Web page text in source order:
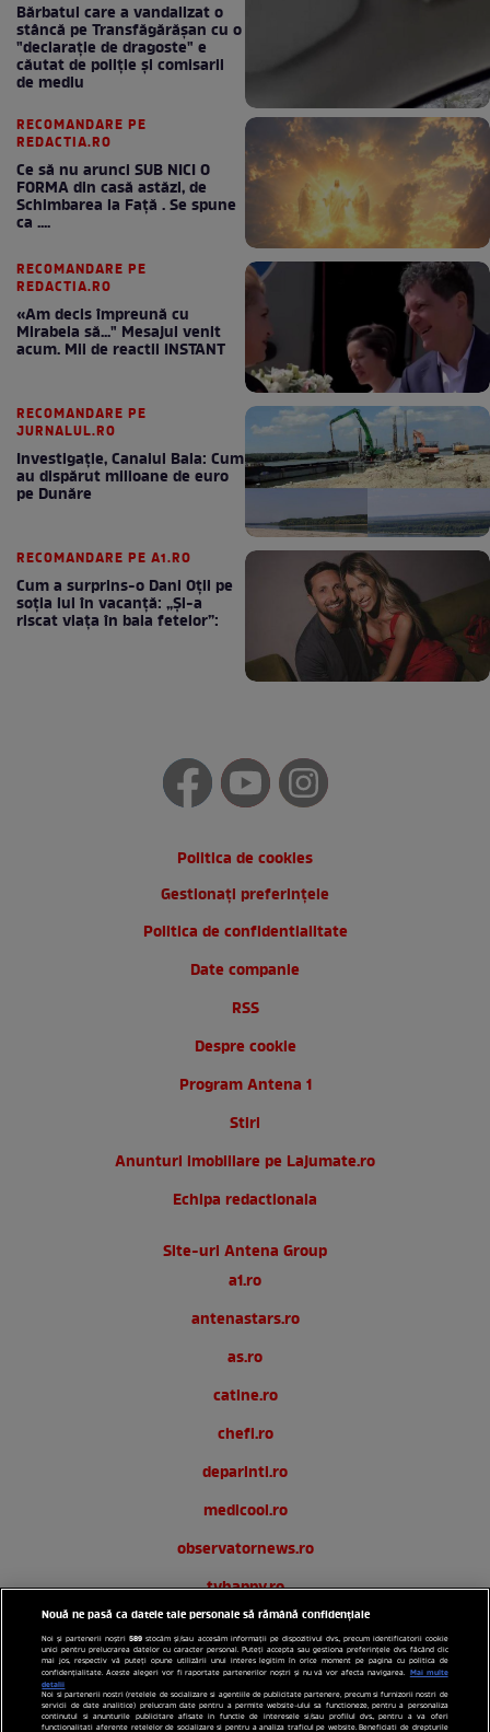
Bărbatul care a vandalizat o
stâncă pe Transfăgărășan cu o
"declaraţie de dragoste" e
căutat de poliție și comisarii
de mediu
RECOMANDARE PE
REDACTIA.RO
Ce să nu arunci SUB NICI O
FORMA din casă astăzi, de
Schimbarea la Față . Se spune
ca ....
RECOMANDARE PE
REDACTIA.RO
«Am decis împreună cu
Mirabela să..." Mesajul venit
acum. Mii de reactii INSTANT
RECOMANDARE PE
JURNALUL.RO
Investigație, Canalul Bala: Cum
au dispărut milioane de euro
pe Dunăre
RECOMANDARE PE A1.RO
Cum a surprins-o Dani Oțil pe
soția lui în vacanță: „Și-a
riscat viața în baia fetelor”:
Politica de cookies
Gestionați preferințele
Politica de confidentialitate
Date companie
RSS
Despre cookie
Program Antena 1
Stiri
Anunturi imobiliare pe Lajumate.ro
Echipa redactionala
Site-uri Antena Group
a1.ro
antenastars.ro
as.ro
catine.ro
chefi.ro
deparinti.ro
medicool.ro
observatornews.ro
tvhappy.ro
useit.ro
zutv.ro
Trends AntenaPLAY
Nouă ne pasă ca datele tale personale să rămână confidențiale
Noi și partenerii noștri589 stocăm și/sau accesăm informații pe dispozitivul dvs., precum identificatorii cookie
unici pentru prelucrarea datelor cu caracter personal. Puteți accepta sau gestiona preferințele dvs. făcând clic
mai jos, respectiv vă puteți opune utilizării unui interes legitim în orice moment pe pagina cu politica de
confidențialitate. Aceste alegeri vor fi raportate partenerilor noștri și nu vă vor afecta navigarea. Mai multe
detalii
Noi si partenerii nostri (retelele de socializare si agentiile de publicitate partenere, precum si furnizorii nostri de
servicii de date analitice) prelucram date pentru a permite website-ului sa functioneze, pentru a personaliza
continutul si anunturile publicitare afisate in functie de interesele si/sau profilul dvs., pentru a va oferi
functionalitati aferente retelelor de socializare si pentru a analiza traficul pe website. Beneficiati de drepturile